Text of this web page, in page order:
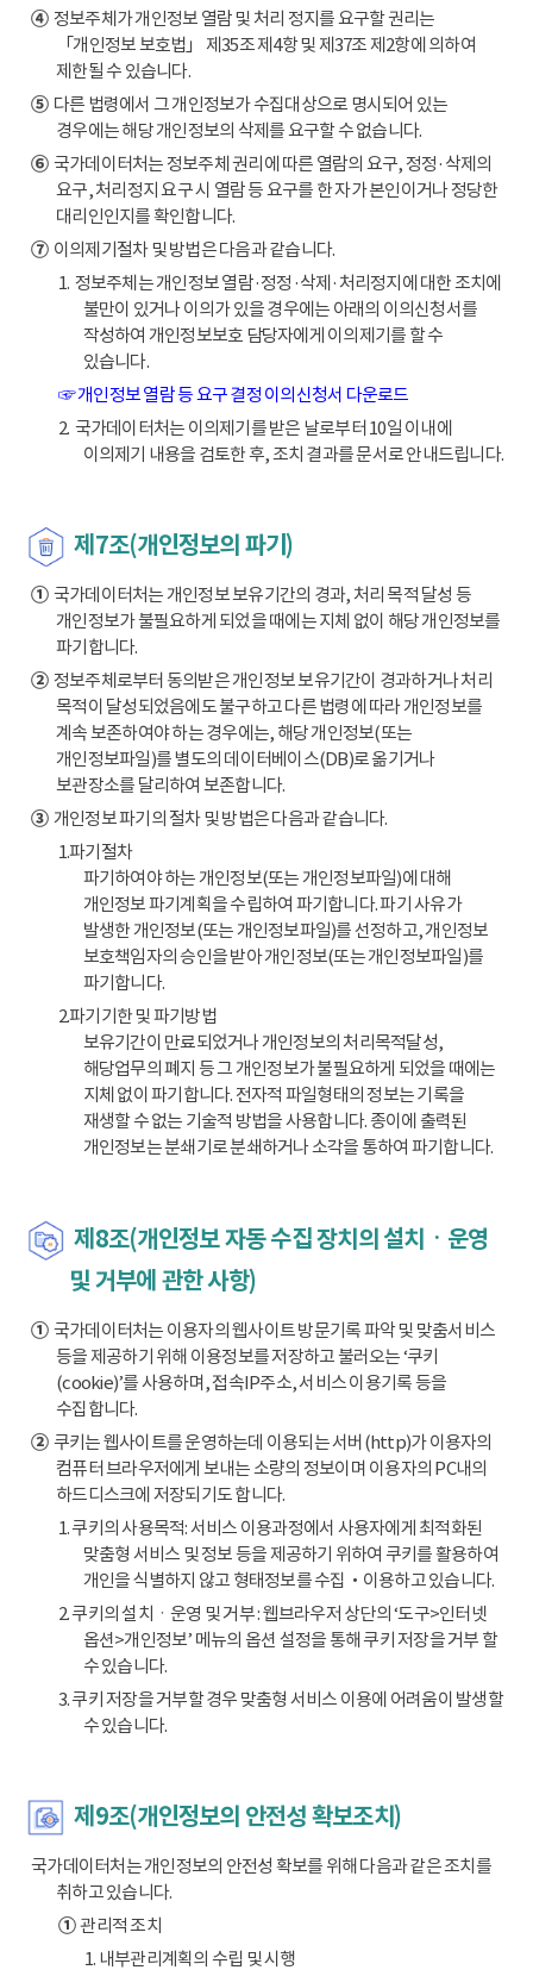
④정보주체가 개인정보 열람 및 처리 정지를 요구할 권리는
「개인정보 보호법」 제35조 제4항 및 제37조 제2항에 의하여
제한될 수 있습니다.
⑤다른 법령에서 그 개인정보가 수집대상으로 명시되어 있는
경우에는 해당 개인정보의 삭제를 요구할 수 없습니다.
⑥국가데이터처는 정보주체 권리에 따른 열람의 요구, 정정·삭제의
요구, 처리정지 요구 시 열람 등 요구를 한 자가 본인이거나 정당한
대리인인지를 확인합니다.
⑦이의제기절차 및 방법은 다음과 같습니다.
1. 정보주체는 개인정보 열람·정정·삭제·처리정지에 대한 조치에
불만이 있거나 이의가 있을 경우에는 아래의 이의신청서를
작성하여 개인정보보호 담당자에게 이의제기를 할 수
있습니다.
☞ 개인정보 열람 등 요구 결정 이의신청서 다운로드
2. 국가데이터처는 이의제기를 받은 날로부터 10일 이내에
이의제기 내용을 검토한 후, 조치 결과를 문서로 안내드립니다.
제7조(개인정보의 파기)
①국가데이터처는 개인정보 보유기간의 경과, 처리 목적 달성 등
개인정보가 불필요하게 되었을 때에는 지체 없이 해당 개인정보를
파기합니다.
②정보주체로부터 동의받은 개인정보 보유기간이 경과하거나 처리
목적이 달성되었음에도 불구하고 다른 법령에 따라 개인정보를
계속 보존하여야 하는 경우에는, 해당 개인정보(또는
개인정보파일)를 별도의 데이터베이스(DB)로 옮기거나
보관장소를 달리하여 보존합니다.
③개인정보 파기의 절차 및 방법은 다음과 같습니다.
1.파기절차
파기하여야 하는 개인정보(또는 개인정보파일)에 대해
개인정보 파기계획을 수립하여 파기합니다. 파기 사유가
발생한 개인정보(또는 개인정보파일)를 선정하고, 개인정보
보호책임자의 승인을 받아 개인정보(또는 개인정보파일)를
파기합니다.
2.파기기한 및 파기방법
보유기간이 만료되었거나 개인정보의 처리목적달성,
해당업무의 폐지 등 그 개인정보가 불필요하게 되었을 때에는
지체 없이 파기합니다. 전자적 파일형태의 정보는 기록을
재생할 수 없는 기술적 방법을 사용합니다. 종이에 출력된
개인정보는 분쇄기로 분쇄하거나 소각을 통하여 파기합니다.
제8조(개인정보 자동 수집 장치의 설치ㆍ운영
및 거부에 관한 사항)
①국가데이터처는 이용자의 웹사이트 방문기록 파악 및 맞춤서비스
등을 제공하기 위해 이용정보를 저장하고 불러오는 ‘쿠키
(cookie)’를 사용하며, 접속IP주소, 서비스 이용기록 등을
수집합니다.
②쿠키는 웹사이트를 운영하는데 이용되는 서버(http)가 이용자의
컴퓨터 브라우저에게 보내는 소량의 정보이며 이용자의 PC내의
하드디스크에 저장되기도 합니다.
1. 쿠키의 사용목적: 서비스 이용과정에서 사용자에게 최적화된
맞춤형 서비스 및 정보 등을 제공하기 위하여 쿠키를 활용하여
개인을 식별하지 않고 형태정보를 수집‧이용하고 있습니다.
2. 쿠키의 설치ㆍ운영 및 거부 : 웹브라우저 상단의 ‘도구>인터넷
옵션>개인정보’ 메뉴의 옵션 설정을 통해 쿠키 저장을 거부 할
수 있습니다.
3. 쿠키 저장을 거부할 경우 맞춤형 서비스 이용에 어려움이 발생할
수 있습니다.
제9조(개인정보의 안전성 확보조치)
국가데이터처는 개인정보의 안전성 확보를 위해 다음과 같은 조치를
취하고 있습니다.
①관리적 조치
1. 내부관리계획의 수립 및 시행